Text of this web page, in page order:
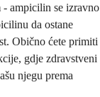
ampicilin se izravno
da ostane
Obično ćete primiti
gdje zdravstveni
njegu prema